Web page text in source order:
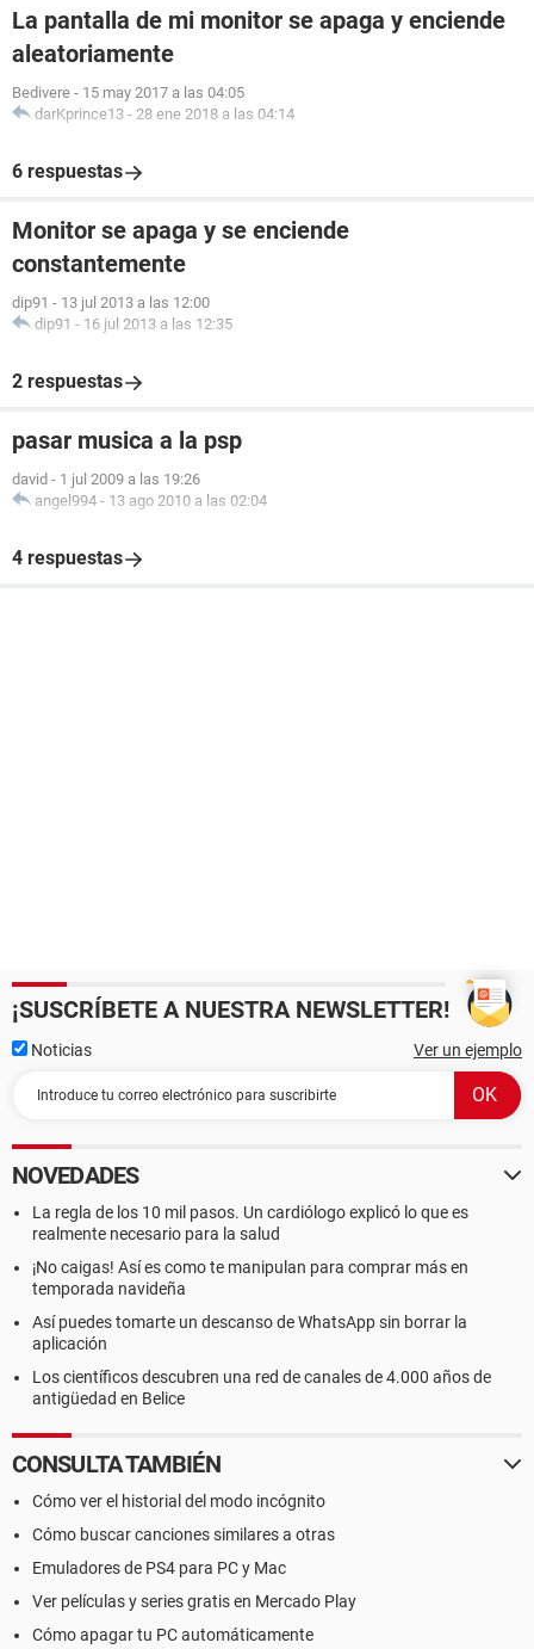
La pantalla de mi monitor se apaga y enciende
aleatoriamente
Bedivere - 15 may 2017 a las 04:05
darKprince13 - 28 ene 2018 a las 04:14
6 respuestas
Monitor se apaga y se enciende
constantemente
dip91 - 13 jul 2013 a las 12:00
dip91 - 16 jul 2013 a las 12:35
2 respuestas
pasar musica a la psp
david - 1 jul 2009 a las 19:26
angel994 - 13 ago 2010 a las 02:04
4 respuestas
¡SUSCRÍBETE A NUESTRA NEWSLETTER!
Noticias Ver un ejemplo
NOVEDADES
La regla de los 10 mil pasos. Un cardiólogo explicó lo que es
realmente necesario para la salud
¡No caigas! Así es como te manipulan para comprar más en
temporada navideña
Así puedes tomarte un descanso de WhatsApp sin borrar la
aplicación
Los científicos descubren una red de canales de 4.000 años de
antigüedad en Belice
CONSULTA TAMBIÉN
Cómo ver el historial del modo incógnito
Cómo buscar canciones similares a otras
Emuladores de PS4 para PC y Mac
Ver películas y series gratis en Mercado Play
Cómo apagar tu PC automáticamente